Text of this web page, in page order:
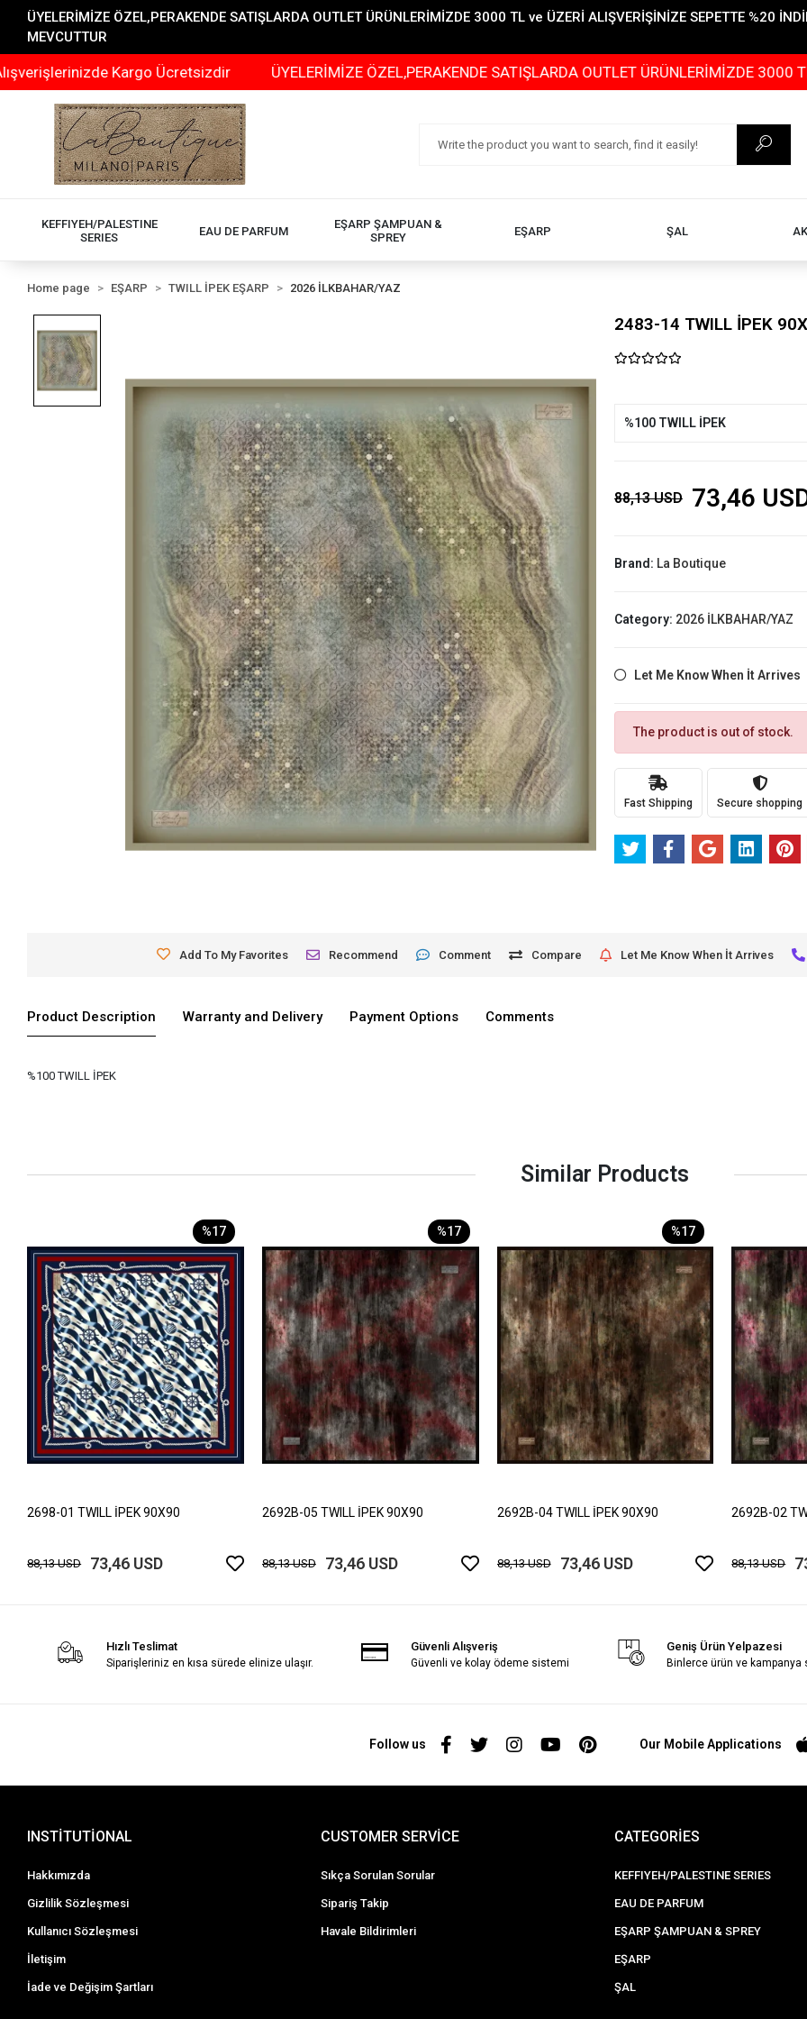
ÜYELERİMİZE ÖZEL,PERAKENDE SATIŞLARDA OUTLET ÜRÜNLERİMİZDE 3000 TL ve ÜZERİ ALIŞVERİŞİNİZE SEPETTE %20
MEVCUTTUR
Kargo Ücretsizdir ÜYELERİMİZE ÖZEL,PERAKENDE SATIŞLARDA OUTLET ÜRÜNLERİMİZDE 3000 TL ve
KEFFIYEH/PALESTINE
SERIES
EAU DE PARFUM
EŞARP ŞAMPUAN &
SPREY
EŞARP ŞAL
Home page EŞARP TWILL İPEK EŞARP 2026 İLKBAHAR/YAZ
2483-14 TWILL İPEK
%100 TWILL İPEK
88,13 USD 73,46
Brand: La Boutique
Category: 2026 İLKBAHAR/YAZ
Let Me Know When İt Arrives
The product is out of stock.
Fast Shipping Secure shopping
Add To My Favorites Recommend Comment Compare Let Me Know When İt Arrives
Product Description Warranty and Delivery Payment Options Comments
%100 TWILL İPEK
Similar Products
%17
2698-01 TWILL İPEK 90X90
88,13 USD 73,46 USD
%17
2692B-05 TWILL İPEK 90X90
88,13 USD 73,46 USD
%17
2692B-04 TWILL İPEK 90X90
88,13 USD 73,46 USD
2692B-02
88,13 USD
Hızlı Teslimat
Siparişleriniz en kısa sürede elinize ulaşır.
Güvenli Alışveriş
Güvenli ve kolay ödeme sistemi
Geniş Ürün Yelpazesi
Binlerce ürün ve kampanya
Follow us Our Mobile Applications
INSTİTUTİONAL
Hakkımızda
Gizlilik Sözleşmesi
Kullanıcı Sözleşmesi
İletişim
İade ve Değişim Şartları
CUSTOMER SERVİCE
Sıkça Sorulan Sorular
Sipariş Takip
Havale Bildirimleri
CATEGORİES
KEFFIYEH/PALESTINE SERIES
EAU DE PARFUM
EŞARP ŞAMPUAN & SPREY
EŞARP
ŞAL